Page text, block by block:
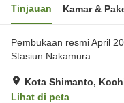
Tinjauan Kamar &
Pembukaan resmi April
Stasiun Nakamura.
Kota Shimanto,
Lihat di peta